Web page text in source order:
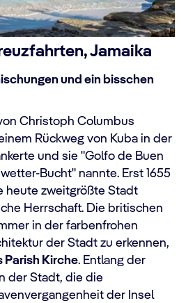
Jamaika
und ein bisschen
Christoph Columbus
Rückweg von Kuba in der
und sie "Golfo de Buen
Bucht" nannte. Erst 1655
heute zweitgrößte Stadt
Herrschaft. Die britischen
in der farbenfrohen
der Stadt zu erkennen,
Parish Kirche. Entlang der
der Stadt, die die
der Insel